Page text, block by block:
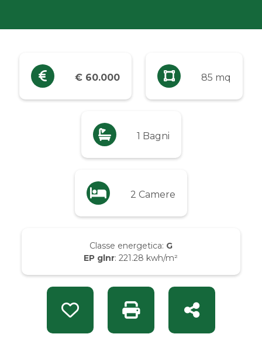
€ 60.000 85 mq
1 Bagni
2 Camere
Classe energetica: G
EP glnr: 221.28 kwh/m²
Preferiti: Rif. 1121Stampa: Rif. 1121Condividi
Prezzo
Qualsiasi
Da € 10.000 a € 20.000
Da € 100.000 a € 200.000
Da € 200.000 a € 400.000